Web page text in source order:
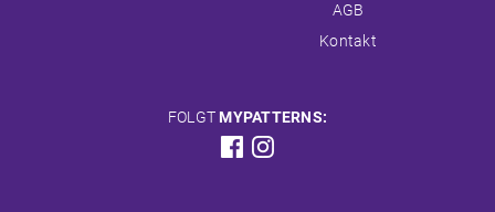
AGB
Kontakt
FOLGT MYPATTERNS: